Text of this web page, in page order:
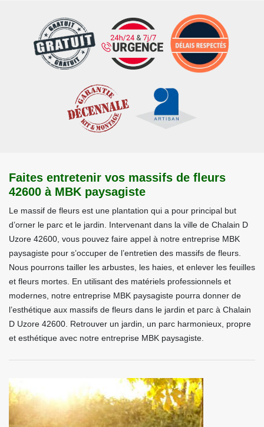
Faites entretenir vos massifs de fleurs
42600 à MBK paysagiste
Le massif de fleurs est une plantation qui a pour principal but
d’orner le parc et le jardin. Intervenant dans la ville de Chalain D
Uzore 42600, vous pouvez faire appel à notre entreprise MBK
paysagiste pour s’occuper de l’entretien des massifs de fleurs.
Nous pourrons tailler les arbustes, les haies, et enlever les feuilles
et fleurs mortes. En utilisant des matériels professionnels et
modernes, notre entreprise MBK paysagiste pourra donner de
l’esthétique aux massifs de fleurs dans le jardin et parc à Chalain
D Uzore 42600. Retrouver un jardin, un parc harmonieux, propre
et esthétique avec notre entreprise MBK paysagiste.